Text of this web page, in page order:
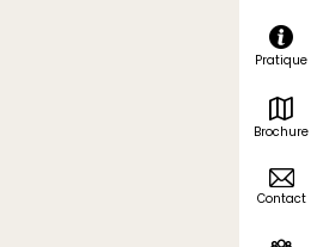
Pratique
Brochure
Contact